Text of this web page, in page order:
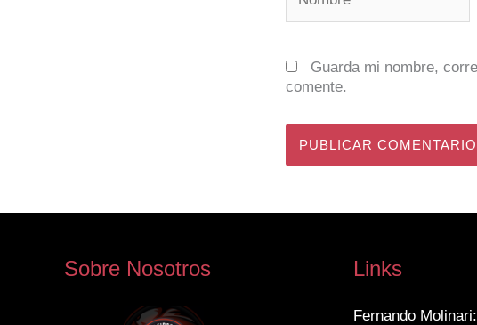
Guarda mi nombre,
comente.
Sobre Nosotros Links
Fernando